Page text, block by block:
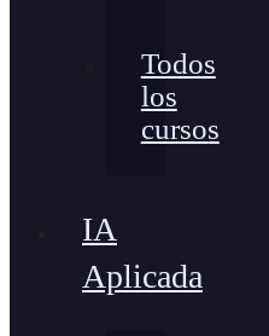
Todos
los
cursos
IA
Aplicada